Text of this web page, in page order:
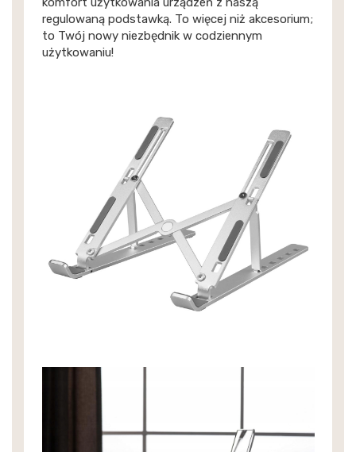
regulowaną podstawką. To więcej niż akcesorium;
to Twój nowy niezbędnik w codziennym
użytkowaniu!